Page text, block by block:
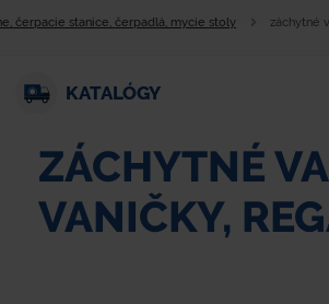
čerpacie stanice, čerpadlá, mycie stoly záchytné
KATALÓGY
ZÁCHYTNÉ
VANIČKY,